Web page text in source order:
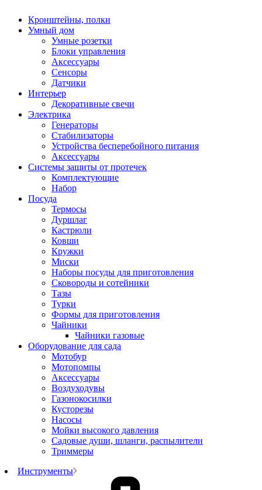
Кронштейны, полки
Умный дом
Умные розетки
Блоки управления
Аксессуары
Сенсоры
Датчики
Интерьер
Декоративные свечи
Электрика
Генераторы
Стабилизаторы
Устройства бесперебойного питания
Аксессуары
Системы защиты от протечек
Комплектующие
Набор
Посуда
Термосы
Дуршлаг
Кастрюли
Ковши
Кружки
Миски
Наборы посуды для приготовления
Сковороды и сотейники
Тазы
Турки
Формы для приготовления
Чайники
Чайники газовые
Оборудование для сада
Мотобур
Мотопомпы
Аксессуары
Воздуходувы
Газонокосилки
Кусторезы
Насосы
Мойки высокого давления
Садовые души, шланги, распылители
Триммеры
Инструменты